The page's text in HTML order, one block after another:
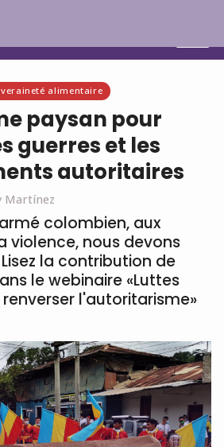
alimentaire
paysan pour
guerres et les
autoritaires
Martínez
colombien, aux
violence, nous devons
la contribution de
le webinaire «Luttes
l'autoritarisme»